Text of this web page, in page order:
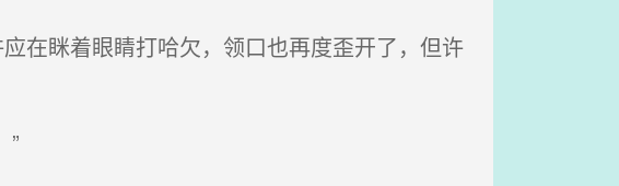
在眯着眼睛打哈欠，领口也再度歪开了，但许
”